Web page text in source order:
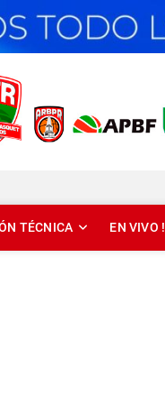
TÉCNICA EN VIVO !